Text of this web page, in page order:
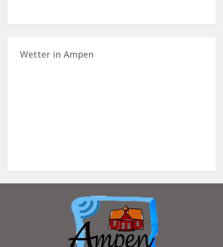
Wetter in Ampen